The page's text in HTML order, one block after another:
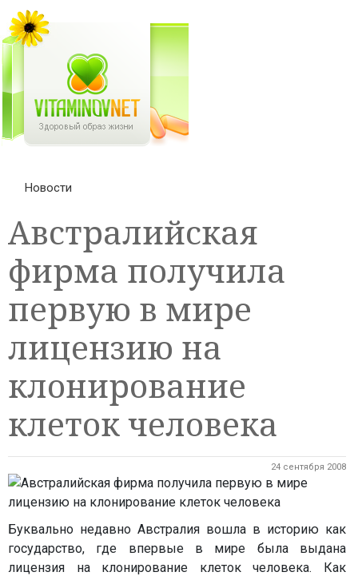
Новости
Австралийская
фирма получила
первую в мире
лицензию на
клонирование
клеток человека
24 сентября 2008
Буквально недавно Австралия вошла в историю как
государство, где впервые в мире была выдана
лицензия на клонирование клеток человека. Как